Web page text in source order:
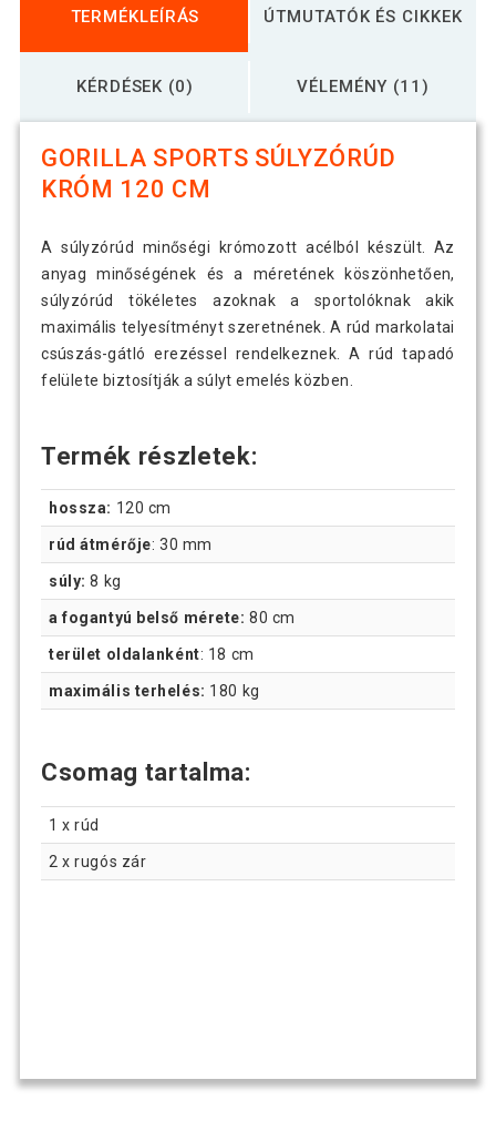
TERMÉKLEÍRÁS ÚTMUTATÓK ÉS CIKKEK
KÉRDÉSEK (0) VÉLEMÉNY (11)
GORILLA SPORTS SÚLYZÓRÚD
KRÓM 120 CM
A súlyzórúd minőségi krómozott acélból készült. Az
anyag minőségének és a méretének köszönhetően,
súlyzórúd tökéletes azoknak a sportolóknak akik
maximális telyesítményt szeretnének. A rúd markolatai
csúszás-gátló erezéssel rendelkeznek. A rúd tapadó
felülete biztosítják a súlyt emelés közben.
Termék részletek:
hossza: 120 cm
rúd átmérője: 30 mm
súly: 8 kg
a fogantyú belső mérete: 80 cm
terület oldalanként: 18 cm
maximális terhelés: 180 kg
Csomag tartalma:
1 x rúd
2 x rugós zár